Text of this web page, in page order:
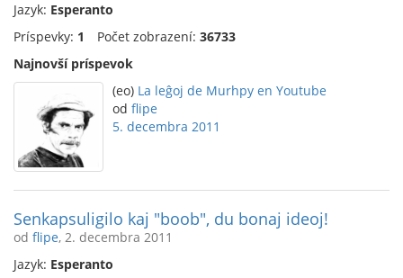
Jazyk: Esperanto
Príspevky: 1 Počet zobrazení: 36733
Najnovší príspevok
(eo) La leĝoj de Murhpy en Youtube
od flipe
5. decembra 2011
Senkapsuligilo kaj "boob", du bonaj ideoj!
od flipe, 2. decembra 2011
Jazyk: Esperanto